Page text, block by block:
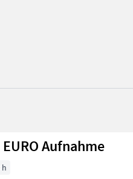
Aufnahme
h